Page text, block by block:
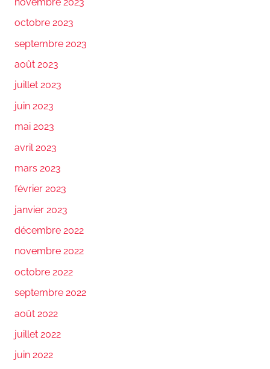
octobre 2023
septembre 2023
août 2023
juillet 2023
juin 2023
mai 2023
avril 2023
mars 2023
février 2023
janvier 2023
décembre 2022
novembre 2022
octobre 2022
septembre 2022
août 2022
juillet 2022
juin 2022